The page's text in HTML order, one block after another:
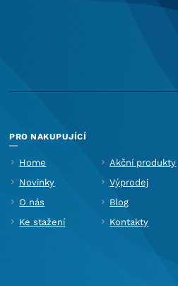
PRO NAKUPUJÍCÍ
Home
Akční produkty
Novinky
Výprodej
O nás
Blog
Ke stažení
Kontakty